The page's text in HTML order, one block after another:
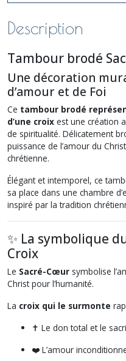
Description
Tambour brodé
Une décoration
d’amour et de Foi
Ce tambour brodé
d’une croix est une création
de spiritualité. Délicatement
puissance de l’amour du
chrétienne.
Élégant et intemporel, ce
sa place dans une chambre
inspiré par la tradition
✨ La symbolique
Croix
Le Sacré-Cœur symbolise
Christ pour l’humanité.
La croix qui le surmonte
✝️ Le don total et le
❤️ L’amour